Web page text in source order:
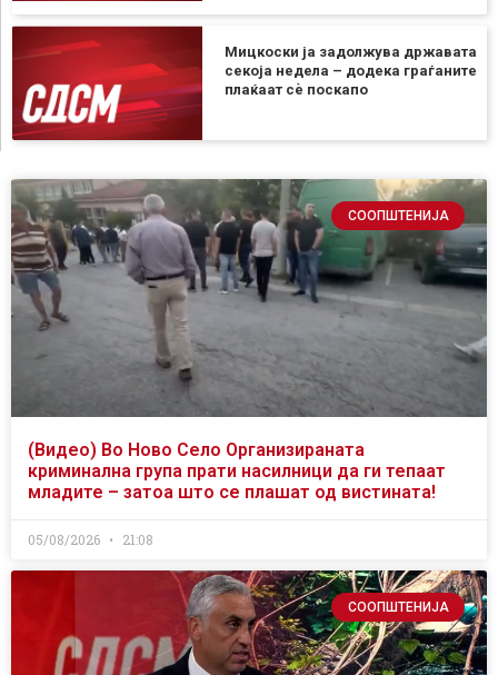
Мицкоски ја задолжува државата
секоја недела – додека граѓаните
плаќаат сѐ поскапо
СООПШТЕНИЈА
(Видео) Во Ново Село Организираната
криминална група прати насилници да ги тепаат
младите – затоа што се плашат од вистината!
05/08/2026 21:08
СООПШТЕНИЈА